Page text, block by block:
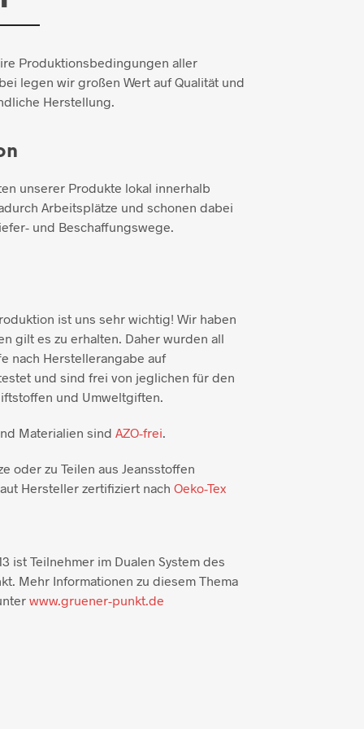
Produktionsbedingungen aller
legen wir großen Wert auf Qualität und
Herstellung.
unserer Produkte lokal innerhalb
Arbeitsplätze und schonen dabei
und Beschaffungswege.
ist uns sehr wichtig! Wir haben
gilt es zu erhalten. Daher wurden all
nach Herstellerangabe auf
und sind frei von jeglichen für den
und Umweltgiften.
Materialien sindAZO-frei.
oder zu Teilen aus Jeansstoffen
Hersteller zertifiziert nachOeko-Tex
ist Teilnehmer im Dualen System des
Mehr Informationen zu diesem Thema
www.gruener-punkt.de